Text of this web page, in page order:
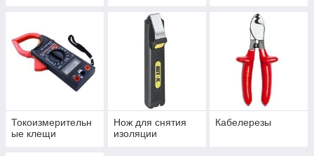
Токоизмерительн
ые клещи
Нож для снятия
изоляции
Кабелерезы